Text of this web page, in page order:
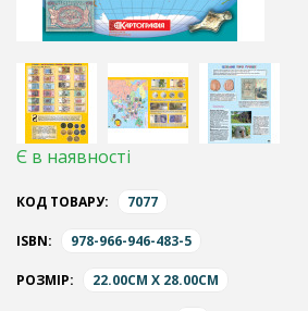
Є в наявності
КОД ТОВАРУ: 7077
ISBN: 978-966-946-483-5
РОЗМІР: 22.00CM X 28.00CM